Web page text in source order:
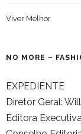
Viver Melhor
NO MORE –
EXPEDIENTE
Diretor Geral:
Editora